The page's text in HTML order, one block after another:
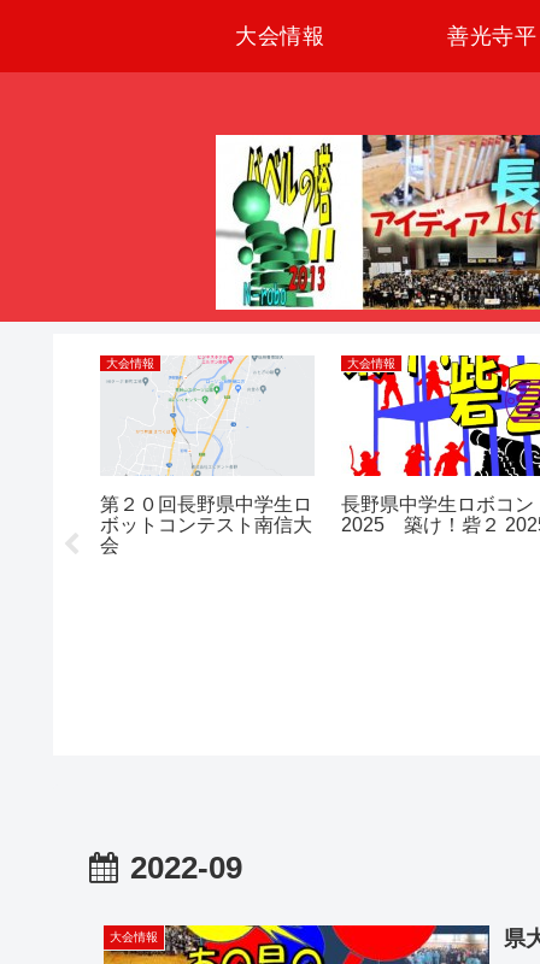
大会情報 善光寺平
大会情報
第２０回長野県中学生ロ
ボットコンテスト南信大
会
大会情報
長野県中学生ロボコン
2025 築け！砦２
2022-09
大会情報 県